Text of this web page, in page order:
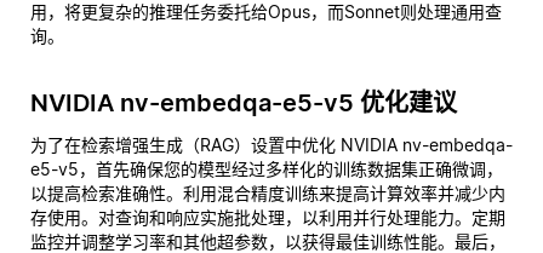
用，将更复杂的推理任务委托给Opus，而Sonnet则处理通用查
询。
NVIDIA nv-embedqa-e5-v5 优化建议
为了在检索增强生成（RAG）设置中优化 NVIDIA nv-embedqa-
e5-v5，首先确保您的模型经过多样化的训练数据集正确微调，
以提高检索准确性。利用混合精度训练来提高计算效率并减少内
存使用。对查询和响应实施批处理，以利用并行处理能力。定期
监控并调整学习率和其他超参数，以获得最佳训练性能。最后，